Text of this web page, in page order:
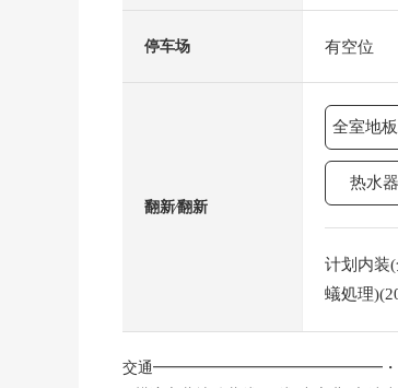
停车场 有空位
翻新⁄翻新
全室地
热水
计划内装
蟻処理
交通━━━━━━━━━━━━━━━・・